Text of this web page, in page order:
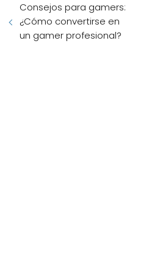
Consejos para gamers:
¿Cómo convertirse en
un gamer profesional?